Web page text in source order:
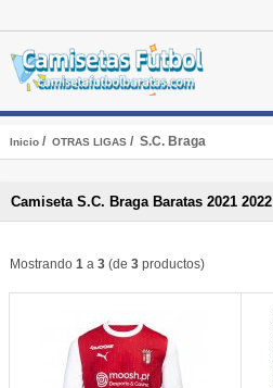
Inicio/ OTRAS LIGAS/ S.C. Braga
Camiseta S.C. Braga Baratas 2021 2022
Mostrando 1a 3(de 3productos)